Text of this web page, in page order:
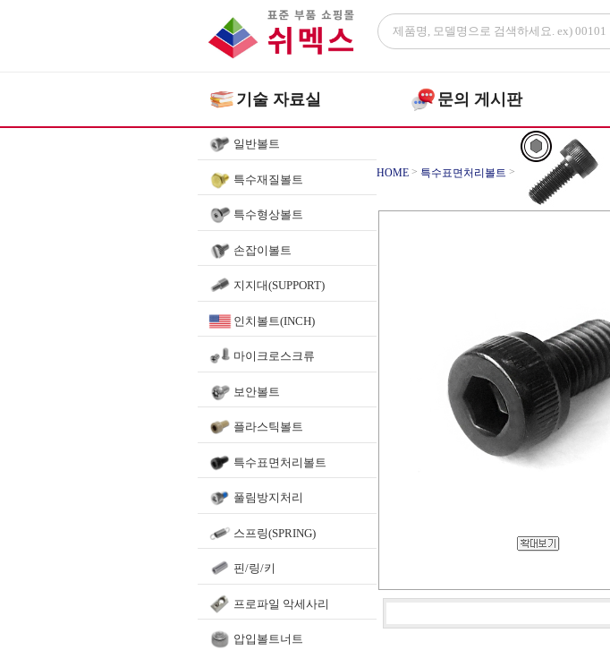
기술 자료실 문의 게시판
일반볼트
특수재질볼트
특수형상볼트
손잡이볼트
지지대(SUPPORT)
인치볼트(INCH)
마이크로스크류
보안볼트
플라스틱볼트
특수표면처리볼트
풀림방지처리
스프링(SPRING)
핀/링/키
프로파일 악세사리
압입볼트너트
HOME > 특수표면처리볼트 >